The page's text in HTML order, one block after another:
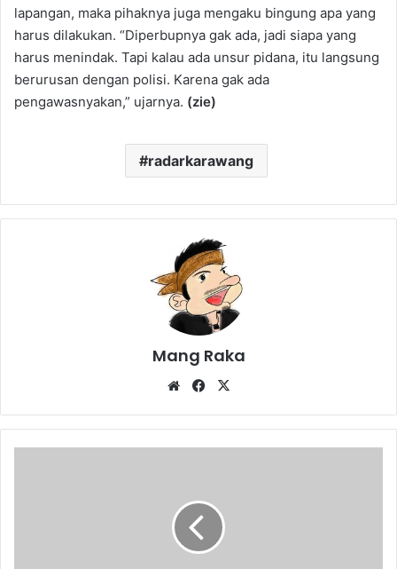
lapangan, maka pihaknya juga mengaku bingung apa yang
harus dilakukan. “Diperbupnya gak ada, jadi siapa yang
harus menindak. Tapi kalau ada unsur pidana, itu langsung
berurusan dengan polisi. Karena gak ada
pengawasnyakan,” ujarnya. (zie)
radarkarawang
Mang Raka
WebsiteFacebook